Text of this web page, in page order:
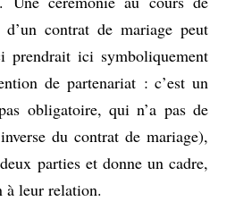
contrat de mariage peut
prendrait ici symboliquement
de partenariat : c’est un
obligatoire, qui n’a pas de
du contrat de mariage),
parties et donne un cadre,
à leur relation.